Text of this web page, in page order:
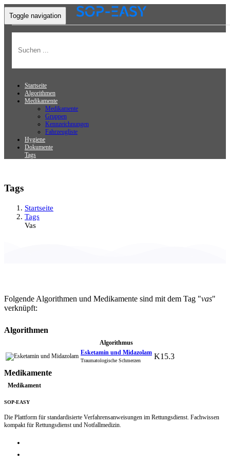
Toggle navigation
Startseite
Algorithmen
Medikamente
Medikamente
Gruppen
Kennzeichnungen
Fahrzeugliste
Hygiene
Dokumente
Tags
Tags
Startseite
Tags
Vas
Folgende Algorithmen und Medikamente sind mit dem Tag "vas"
verknüpft:
Algorithmen
Algorithmus
Esketamin und Midazolam
Traumatologische Schmerzen
K15.3
Medikamente
Medikament
SOP-EASY
Die Plattform für standardisierte Verfahrensanweisungen im Rettungsdienst. Fachwissen
kompakt für Rettungsdienst und Notfallmedizin.